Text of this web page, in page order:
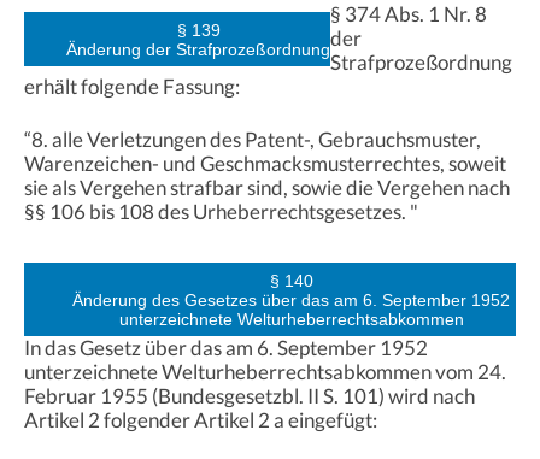
§ 139
Änderung der Strafprozeßordnung
§ 374 Abs. 1 Nr. 8
der
Strafprozeßordnung
erhält folgende Fassung:
“8. alle Verletzungen des Patent-, Gebrauchsmuster,
Warenzeichen- und Geschmacksmusterrechtes, soweit
sie als Vergehen strafbar sind, sowie die Vergehen nach
§§ 106 bis 108 des Urheberrechtsgesetzes. "
§ 140
Änderung des Gesetzes über das am 6. September 1952
unterzeichnete Welturheberrechtsabkommen
In das Gesetz über das am 6. September 1952
unterzeichnete Welturheberrechtsabkommen vom 24.
Februar 1955 (Bundesgesetzbl. II S. 101) wird nach
Artikel 2 folgender Artikel 2 a eingefügt: